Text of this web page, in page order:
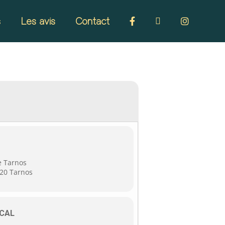
Les avis Contact
Tarnos
Tarnos